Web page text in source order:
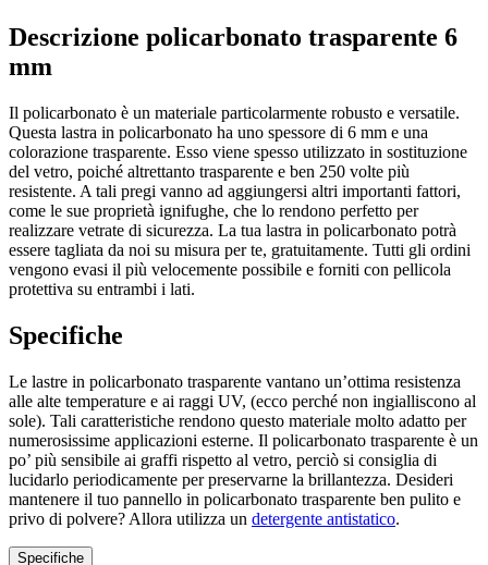
Descrizione policarbonato trasparente 6
mm
Il policarbonato è un materiale particolarmente robusto e versatile.
Questa lastra in policarbonato ha uno spessore di 6 mm e una
colorazione trasparente. Esso viene spesso utilizzato in sostituzione
del vetro, poiché altrettanto trasparente e ben 250 volte più
resistente. A tali pregi vanno ad aggiungersi altri importanti fattori,
come le sue proprietà ignifughe, che lo rendono perfetto per
realizzare vetrate di sicurezza. La tua lastra in policarbonato potrà
essere tagliata da noi su misura per te, gratuitamente. Tutti gli ordini
vengono evasi il più velocemente possibile e forniti con pellicola
protettiva su entrambi i lati.
Specifiche
Le lastre in policarbonato trasparente vantano un’ottima resistenza
alle alte temperature e ai raggi UV, (ecco perché non ingialliscono al
sole). Tali caratteristiche rendono questo materiale molto adatto per
numerosissime applicazioni esterne. Il policarbonato trasparente è un
po’ più sensibile ai graffi rispetto al vetro, perciò si consiglia di
lucidarlo periodicamente per preservarne la brillantezza. Desideri
mantenere il tuo pannello in policarbonato trasparente ben pulito e
privo di polvere? Allora utilizza un detergente antistatico.
Specifiche